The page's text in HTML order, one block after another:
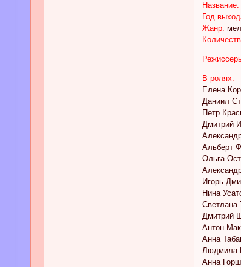
Название:
Год
Жанр:
В ролях:
Елена
Даниил
Петр
Дмитрий
Альберт
Ольга
Игорь
Нина
Светлана
Дмитрий
Антон
Анна
Людмила
Анна